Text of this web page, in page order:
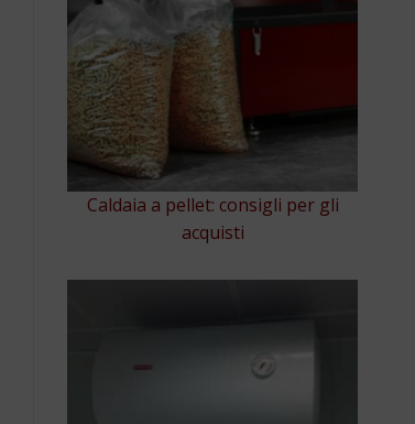
Caldaia a pellet: consigli per gli
acquisti